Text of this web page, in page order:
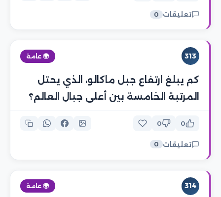
تعليقات 0
313 🌍 عامة
كم يبلغ ارتفاع جبل ماكالو، الذي يحتل
المرتبة الخامسة بين أعلى جبال العالم؟
0
0
تعليقات 0
314 🌍 عامة